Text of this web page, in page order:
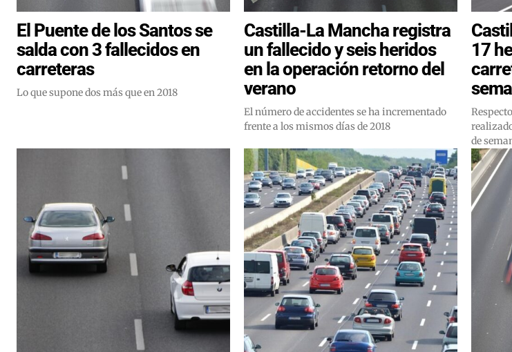
El Puente de los Santos se
salda con 3 fallecidos en
carreteras
Lo que supone dos más que en 2018
Castilla-La Mancha registra
un fallecido y seis heridos
en la operación retorno del
verano
El número de accidentes se ha incrementado
frente a los mismos días de 2018
17
de